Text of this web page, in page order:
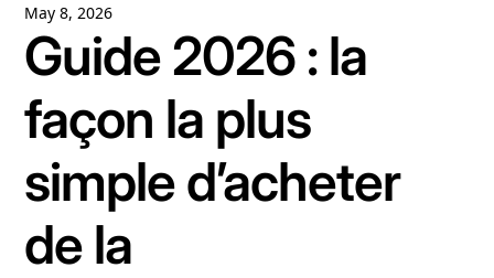
May 8, 2026
Guide 2026 : la
façon la plus
simple d’acheter
de la